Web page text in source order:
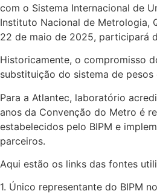
com o Sistema Internacional de
Instituto Nacional de Metrologia,
22 de maio de 2025, participará
Historicamente, o compromisso
substituição do sistema de
Para a Atlantec, laboratório
anos da Convenção do Metro é
estabelecidos pelo BIPM e
parceiros.
Aqui estão os links das fontes
1. Único representante do BIPM